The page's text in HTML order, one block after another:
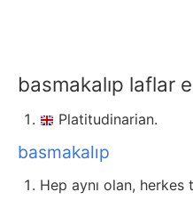
basmakalıp laflar
Platitudinarian.
basmakalıp
Hep aynı olan, herkes